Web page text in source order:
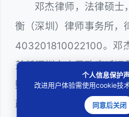
邓杰律师，法律硕士
衡（深圳）律师事务所，
403201810022100。邓
兼任深圳市人民政府听证
购评审专家（法律类），
政府公职律师、计算机信
个人信息保护
改进用户体验需使用cookie技
同意后关闭